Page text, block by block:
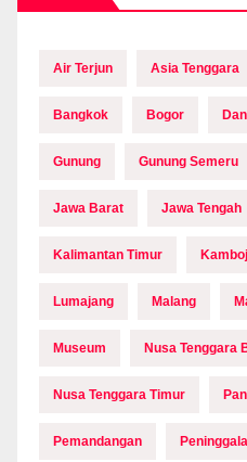
Air Terjun Asia Tenggara
Bangkok Bogor
Gunung Gunung Semeru
Jawa Barat Jawa Tengah
Kalimantan Timur
Lumajang Malang
Museum Nusa Tenggara
Nusa Tenggara Timur
Pemandangan